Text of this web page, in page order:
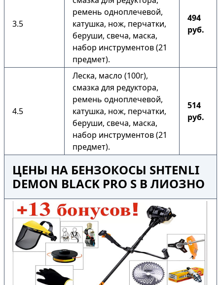
3.5
ремень одноплечевой,
катушка, нож, перчатки,
беруши, свеча, маска,
набор инструментов (21
предмет).
494
руб.
4.5
Леска, масло (100г),
смазка для редуктора,
ремень одноплечевой,
катушка, нож, перчатки,
беруши, свеча, маска,
набор инструментов (21
предмет).
514
руб.
ЦЕНЫ НА БЕНЗОКОСЫ SHTENLI
DEMON BLACK PRO S В ЛИОЗНО